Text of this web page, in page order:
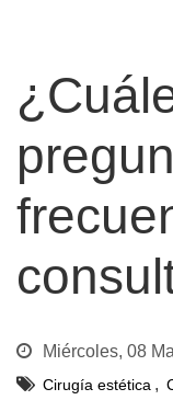
Miércoles, 08
Cirugía estética ,